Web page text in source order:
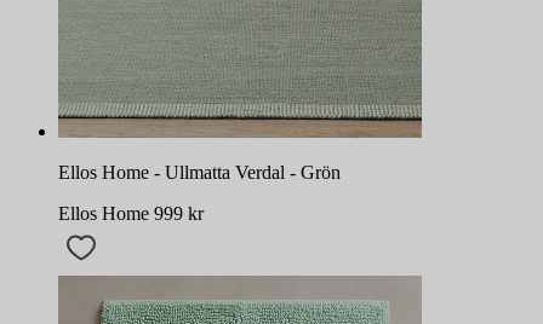
Ellos Home - Ullmatta Verdal - Grön
Ellos Home 999 kr